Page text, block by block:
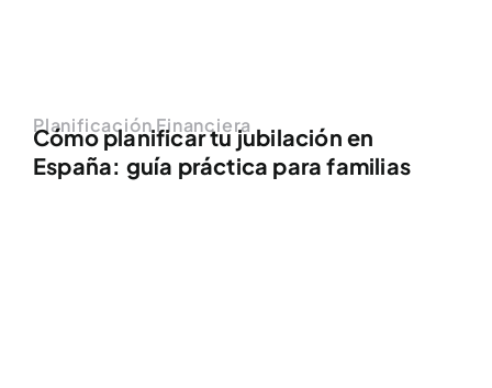
Planificación Financiera
Cómo planificar tu jubilación en
España: guía práctica para familias